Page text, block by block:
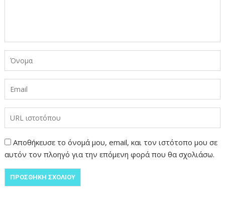
Αποθήκευσε το όνομά μου, email, και τον ιστότοπο μου σε
αυτόν τον πλοηγό για την επόμενη φορά που θα σχολιάσω.